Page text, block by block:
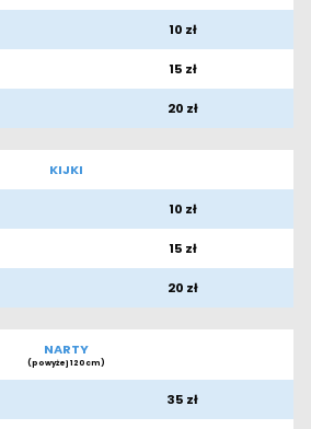
10 zł
15 zł
20 zł
KIJKI
10 zł
15 zł
20 zł
NARTY
(powyżej 120cm)
35 zł